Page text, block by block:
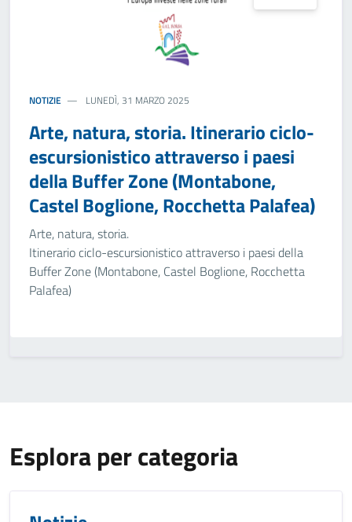
NOTIZIE LUNEDÌ, 31 MARZO 2025
Arte, natura, storia. Itinerario ciclo-
escursionistico attraverso i paesi
della Buffer Zone (Montabone,
Castel Boglione, Rocchetta Palafea)
Arte, natura, storia.
Itinerario ciclo-escursionistico attraverso i paesi della
Buffer Zone (Montabone, Castel Boglione, Rocchetta
Palafea)
Esplora per categoria